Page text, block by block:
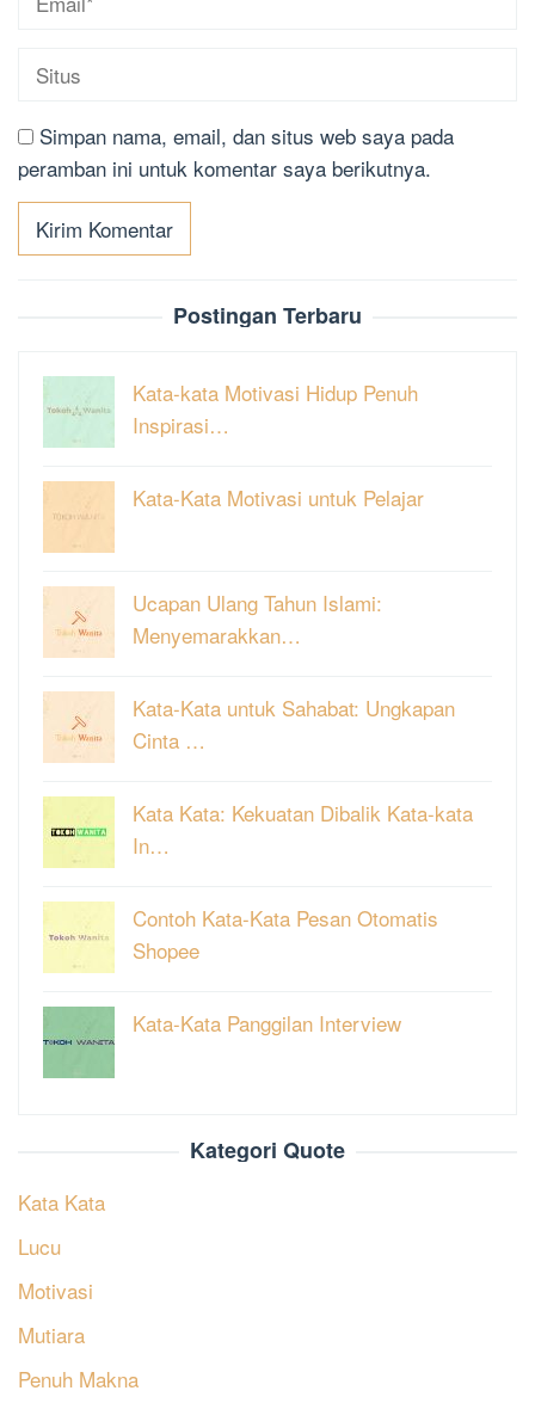
Simpan nama, email, dan situs web saya pada
peramban ini untuk komentar saya berikutnya.
Postingan Terbaru
Kata-kata Motivasi Hidup Penuh
Inspirasi…
Kata-Kata Motivasi untuk Pelajar
Ucapan Ulang Tahun Islami:
Menyemarakkan…
Kata-Kata untuk Sahabat: Ungkapan
Cinta …
Kata Kata: Kekuatan Dibalik Kata-kata
In…
Contoh Kata-Kata Pesan Otomatis
Shopee
Kata-Kata Panggilan Interview
Kategori Quote
Kata Kata
Lucu
Motivasi
Mutiara
Penuh Makna